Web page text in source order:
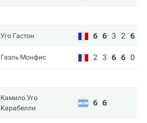
Уго Гастон 6 6 3 2 6
Гаэль Монфис 2 3 6 6 0
Камило Уго
Карабелли
6 6